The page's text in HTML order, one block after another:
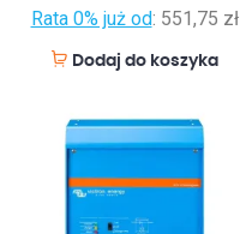
Rata 0% już od: 551,75 zł
Dodaj do koszyka